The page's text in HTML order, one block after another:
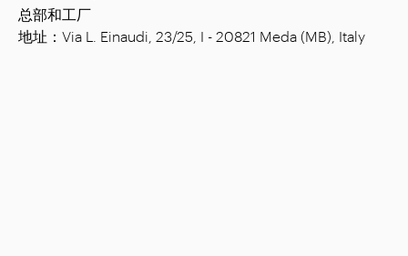
总部和工厂
地址：Via L. Einaudi, 23/25, I - 20821 Meda (MB), Italy